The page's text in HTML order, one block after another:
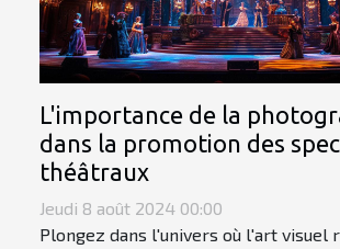
L'importance de la
dans la promotion des
théâtraux
Jeudi 8 août 2024 00:00
Plongez dans l'univers où l'art visuel